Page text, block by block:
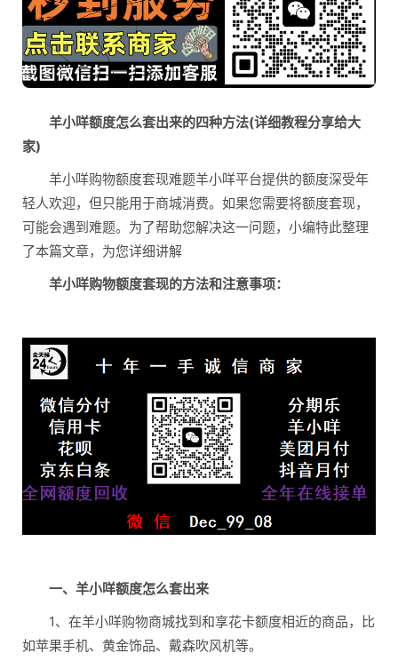
羊小咩额度怎么套出来的四种方法(详细教程分享给大
家)
羊小咩购物额度套现难题羊小咩平台提供的额度深受年
轻人欢迎，但只能用于商城消费。如果您需要将额度套现，
可能会遇到难题。为了帮助您解决这一问题，小编特此整理
了本篇文章，为您详细讲解
羊小咩购物额度套现的方法和注意事项：
一、羊小咩额度怎么套出来
1、在羊小咩购物商城找到和享花卡额度相近的商品，比
如苹果手机、黄金饰品、戴森吹风机等。